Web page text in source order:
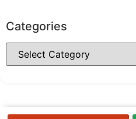
Categories